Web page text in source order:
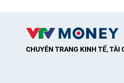
CHUYÊN TRANG KINH TẾ, TÀI